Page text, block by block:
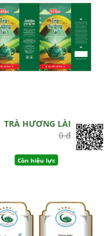
TRÀ HƯƠNG LÀI
0 đ
Còn hiệu lực